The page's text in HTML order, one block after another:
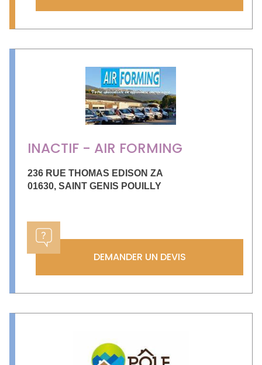
INACTIF - AIR FORMING
236 RUE THOMAS EDISON ZA
01630, SAINT GENIS POUILLY
DEMANDER UN DEVIS